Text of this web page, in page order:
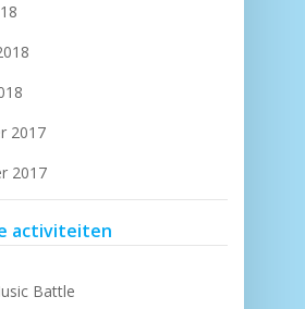
2017
2017
activiteiten
Battle